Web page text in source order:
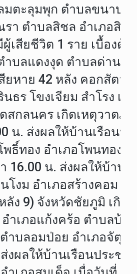
มตะลุมพุก ตำบลขนาบน
า ตำบลสิชล อำเภอสิชล
เสียชีวิต 1 ราย เบื้องต้
บลแดงงุด ตำบลด่าน อ
หาย 42 หลัง คอกสัตว์
ร โขงเจียม สำโรง เข
สกลนคร เกิดเหตุวาตภั
น. ส่งผลให้บ้านเรือนป
ธิ์ทอง อำเภอโพนทอง
16.00 น. ส่งผลให้บ้าน
โงม อำเภอสร้างคอม
ลัง 9) จังหวัดชัยภูมิ เกิด
เภอแก้งคร้อ ตำบลบ้า
บลอมป่อย อำเภอจัตุรั
ผลให้บ้านเรือนประชา